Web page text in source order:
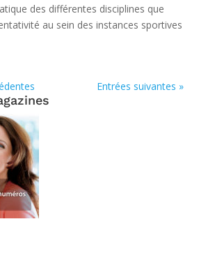
des différentes disciplines que
au sein des instances sportives
Entrées suivantes »